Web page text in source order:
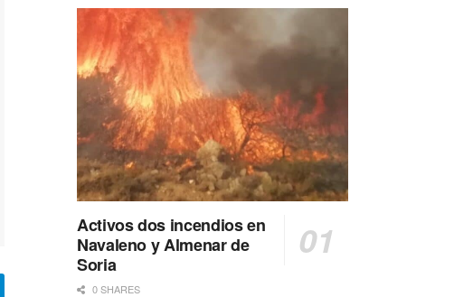
Activos dos incendios en
Navaleno y Almenar de
Soria
0 SHARES